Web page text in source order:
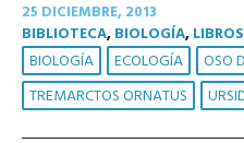
25 DICIEMBRE, 2013
BIBLIOTECA,BIOLOGÍA,LIBROS
BIOLOGÍA ECOLOGÍA
OSO
TREMARCTOS ORNATUS